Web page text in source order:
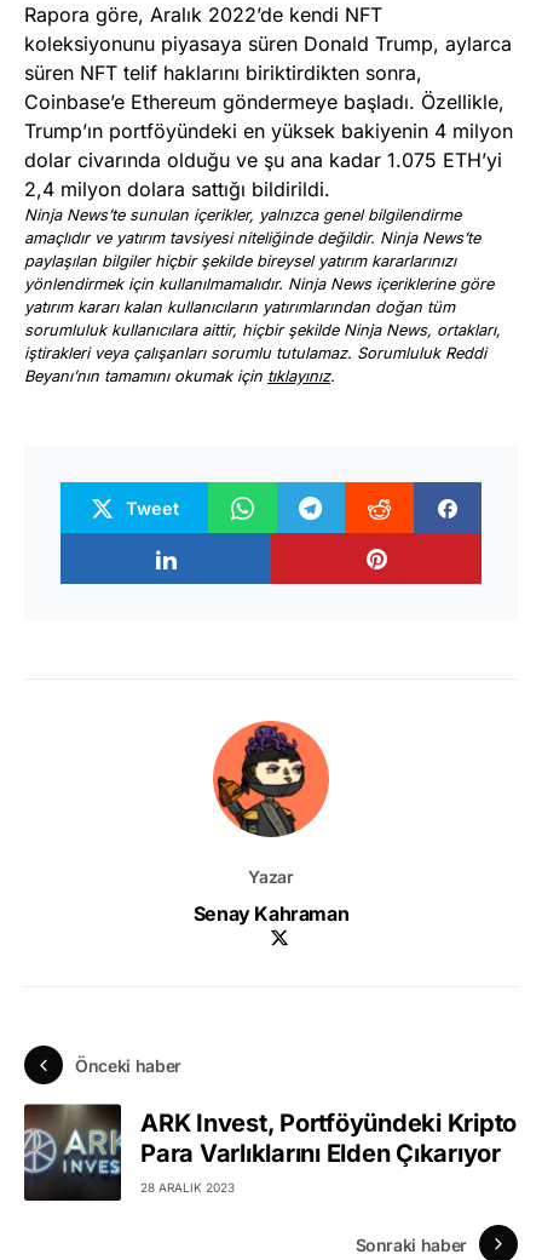
Rapora göre, Aralık 2022’de kendi NFT
koleksiyonunu piyasaya süren Donald Trump, aylarca
süren NFT telif haklarını biriktirdikten sonra,
Coinbase’e Ethereum göndermeye başladı. Özellikle,
Trump’ın portföyündeki en yüksek bakiyenin 4 milyon
dolar civarında olduğu ve şu ana kadar 1.075 ETH’yi
2,4 milyon dolara sattığı bildirildi.
Ninja News’te sunulan içerikler, yalnızca genel bilgilendirme
amaçlıdır ve yatırım tavsiyesi niteliğinde değildir. Ninja News’te
paylaşılan bilgiler hiçbir şekilde bireysel yatırım kararlarınızı
yönlendirmek için kullanılmamalıdır. Ninja News içeriklerine göre
yatırım kararı kalan kullanıcıların yatırımlarından doğan tüm
sorumluluk kullanıcılara aittir, hiçbir şekilde Ninja News, ortakları,
iştirakleri veya çalışanları sorumlu tutulamaz. Sorumluluk Reddi
Beyanı’nın tamamını okumak için tıklayınız.
Tweet
Yazar
Senay Kahraman
Önceki haber
ARK Invest, Portföyündeki Kripto
Para Varlıklarını Elden Çıkarıyor
28 ARALIK 2023
Sonraki haber